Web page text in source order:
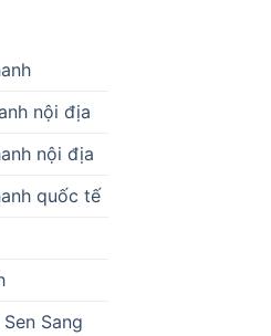
nội địa
nội địa
quốc tế
Sang